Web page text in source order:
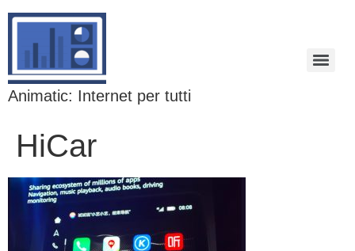
Animatic: Internet per tutti
HiCar